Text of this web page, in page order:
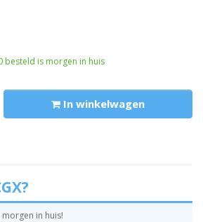
besteld is morgen in huis
In winkelwagen
in huis!